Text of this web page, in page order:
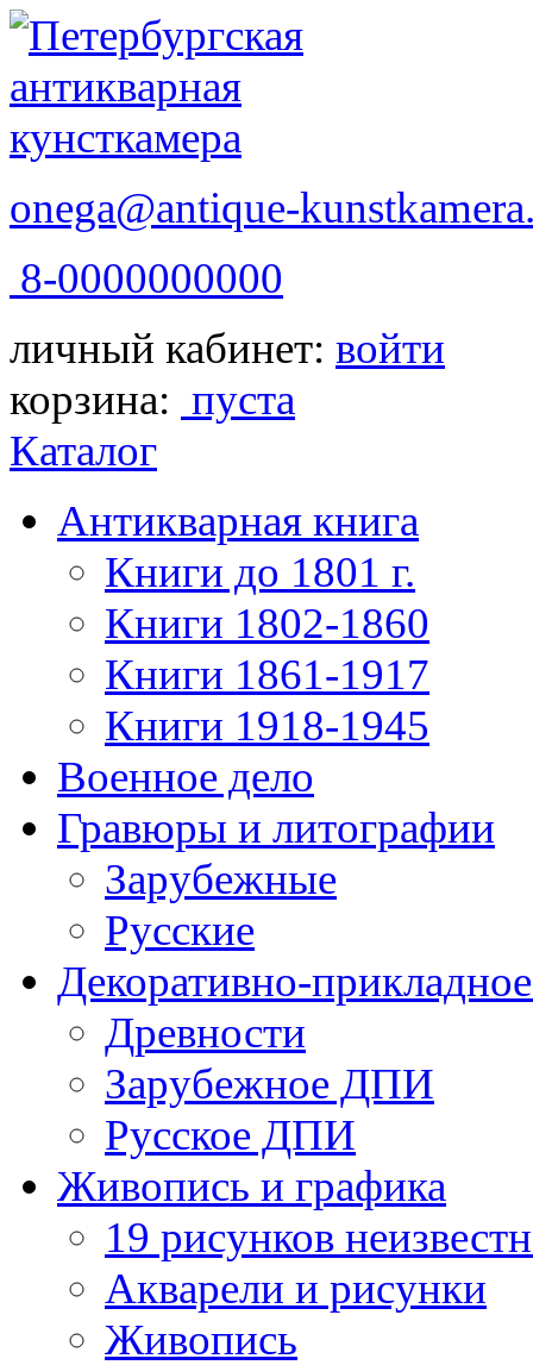
onega@antique-
8-0000000000
личный кабинет: войти
корзина: пуста
Каталог
Антикварная книга
Книги до 1801 г.
Книги 1802-1860
Книги 1861-1917
Книги 1918-1945
Военное дело
Гравюры и литографии
Зарубежные
Русские
Декоративно-
Древности
Зарубежное ДПИ
Русское ДПИ
Живопись и графика
19 рисунков
Акварели и рисунки
Живопись